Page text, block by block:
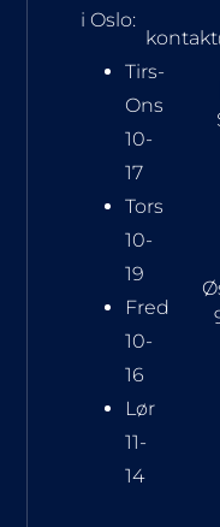
i Oslo:
Tirs-
Ons
10-
17
Tors
10-
19
Fred
10-
16
Lør
11-
14